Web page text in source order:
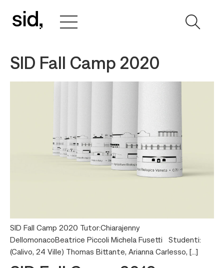
SID Fall Camp 2020
SID Fall Camp 2020 Tutor:Chiarajenny
DellomonacoBeatrice Piccoli Michela Fusetti Studenti:
(Calivo, 24 Ville) Thomas Bittante, Arianna Carlesso, […]